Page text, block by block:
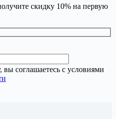
скидку 10% на первую
соглашаетесь с условиями